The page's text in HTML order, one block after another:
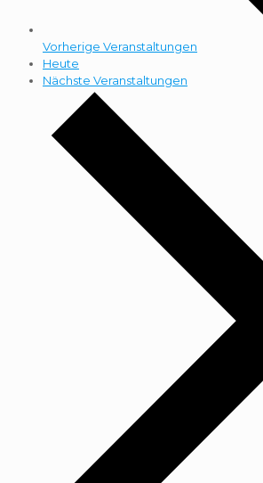
Vorherige Veranstaltungen
Heute
Nächste Veranstaltungen